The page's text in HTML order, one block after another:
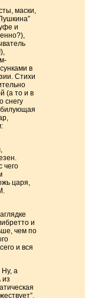
маски,
и
в
Стихи
(а то и в
снегу
чего
царя,
и
чем по
и вся
а